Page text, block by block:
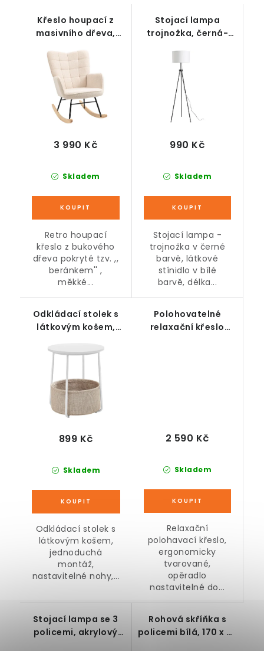
Křeslo houpací z
masivního dřeva,
Skladem
3 990 Kč
Retro houpací
křeslo z bukového
dřeva pokryté tzv. ,,
beránkem'' ,
měkké...
Stojací lampa
trojnožka, černá-
Skladem
990 Kč
Stojací lampa -
trojnožka v černé
barvě, látkové
stínidlo v bílé
barvě, délka...
Odkládací stolek s
látkovým košem,
Skladem
899 Kč
Odkládací stolek s
látkovým košem,
jednoduchá
montáž,
nastavitelné nohy,...
Polohovatelné
relaxační křeslo
Skladem
2 590 Kč
Relaxační
polohavací křeslo,
ergonomicky
tvarované,
opěradlo
nastavitelné do...
Stojací lampa se 3
policemi, akrylový
Rohová skříňka s
policemi bílá, 170 x 35